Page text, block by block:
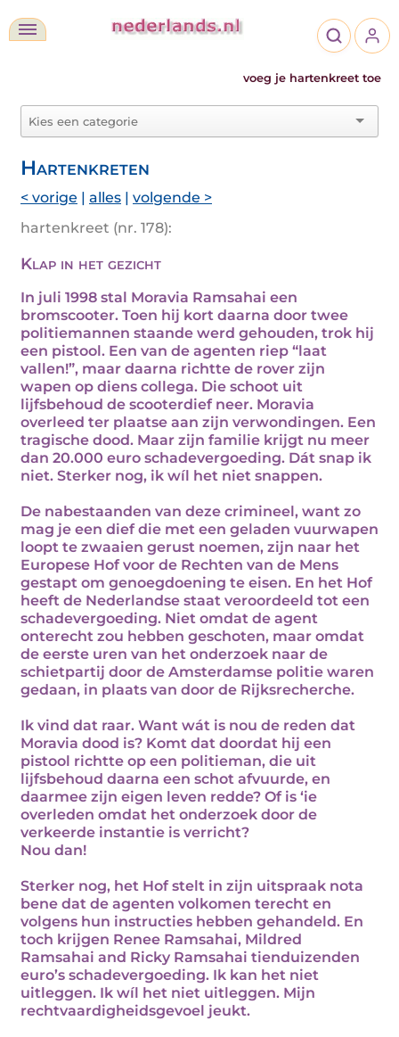
voeg je hartenkreet toe
Hartenkreten
< vorige | alles | volgende >
hartenkreet (nr. 178):
Klap in het gezicht
In juli 1998 stal Moravia Ramsahai een
bromscooter. Toen hij kort daarna door twee
politiemannen staande werd gehouden, trok hij
een pistool. Een van de agenten riep “laat
vallen!”, maar daarna richtte de rover zijn
wapen op diens collega. Die schoot uit
lijfsbehoud de scooterdief neer. Moravia
overleed ter plaatse aan zijn verwondingen. Een
tragische dood. Maar zijn familie krijgt nu meer
dan 20.000 euro schadevergoeding. Dát snap ik
niet. Sterker nog, ik wíl het niet snappen.
De nabestaanden van deze crimineel, want zo
mag je een dief die met een geladen vuurwapen
loopt te zwaaien gerust noemen, zijn naar het
Europese Hof voor de Rechten van de Mens
gestapt om genoegdoening te eisen. En het Hof
heeft de Nederlandse staat veroordeeld tot een
schadevergoeding. Niet omdat de agent
onterecht zou hebben geschoten, maar omdat
de eerste uren van het onderzoek naar de
schietpartij door de Amsterdamse politie waren
gedaan, in plaats van door de Rijksrecherche.
Ik vind dat raar. Want wát is nou de reden dat
Moravia dood is? Komt dat doordat hij een
pistool richtte op een politieman, die uit
lijfsbehoud daarna een schot afvuurde, en
daarmee zijn eigen leven redde? Of is ‘ie
overleden omdat het onderzoek door de
verkeerde instantie is verricht?
Nou dan!
Sterker nog, het Hof stelt in zijn uitspraak nota
bene dat de agenten volkomen terecht en
volgens hun instructies hebben gehandeld. En
toch krijgen Renee Ramsahai, Mildred
Ramsahai and Ricky Ramsahai tienduizenden
euro’s schadevergoeding. Ik kan het niet
uitleggen. Ik wíl het niet uitleggen. Mijn
rechtvaardigheidsgevoel jeukt.